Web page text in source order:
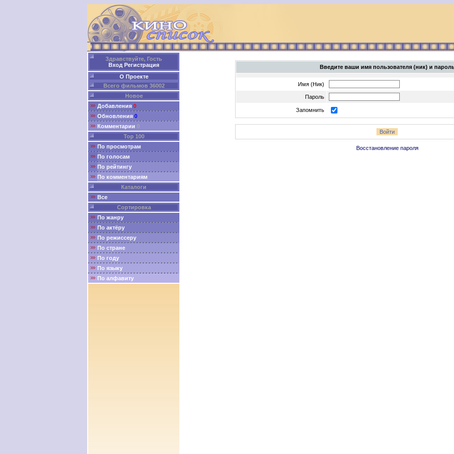
Здравствуйте, Гость
Вход Регистрация
О Проекте
Всего фильмов 36002
Новое
Добавления 0
Обновления 0
Комментарии 0
Top 100
По просмотрам
По голосам
По рейтингу
По комментариям
Каталоги
Все
Сортировка
По жанру
По актёру
По режиссеру
По стране
По году
По языку
По алфавиту
Введите ваши имя пользователя (ник) и
Имя (Ник)
Пароль
Запомнить
Восстановление пароля